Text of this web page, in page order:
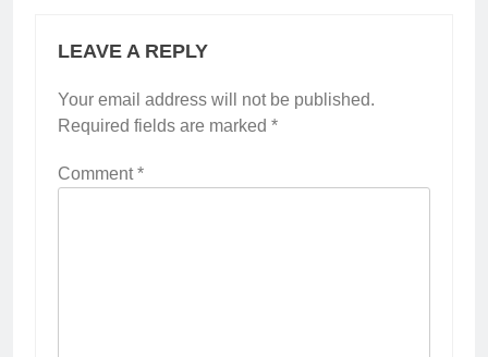
LEAVE A REPLY
Your email address will not be published.
Required fields are marked *
Comment*